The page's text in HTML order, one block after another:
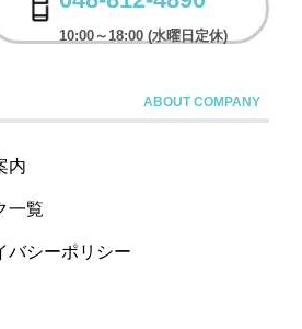
10:00～18:00 (水曜日定休)
内
一覧
バシーポリシー